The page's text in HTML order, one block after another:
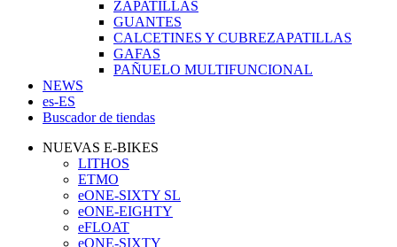
ZAPATILLAS
GUANTES
CALCETINES Y CUBREZAPATILLAS
GAFAS
PAÑUELO MULTIFUNCIONAL
NEWS
es-ES
Buscador de tiendas
NUEVAS E-BIKES
LITHOS
ETMO
eONE-SIXTY SL
eONE-EIGHTY
eFLOAT
eONE-SIXTY